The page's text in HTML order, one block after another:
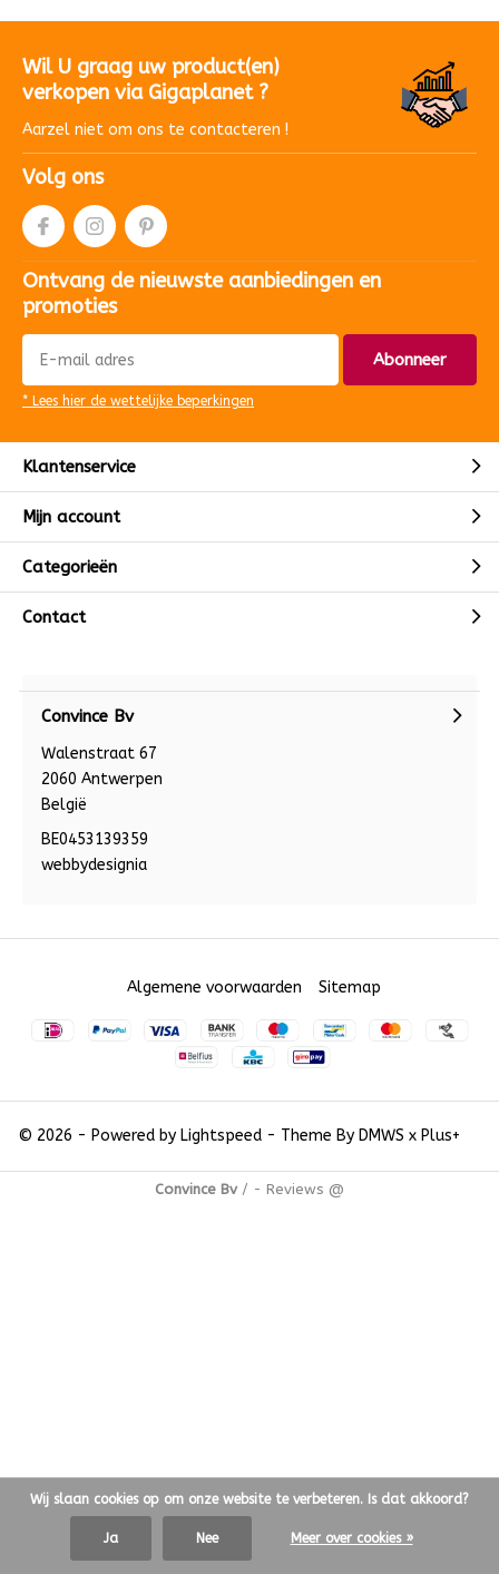
Wil U graag uw product(en)
verkopen via Gigaplanet ?
Aarzel niet om ons te contacteren !
Volg ons
Ontvang de nieuwste aanbiedingen en
promoties
Abonneer
* Lees hier de wettelijke beperkingen
Klantenservice
Mijn account
Categorieën
Contact
Convince Bv
Walenstraat 67
2060 Antwerpen
België
BE0453139359
webbydesignia
© 2026 - Powered by Lightspeed- Theme By DMWS x Plus+
Algemene voorwaarden Sitemap
Convince Bv/ - Reviews @
Wij slaan cookies op om onze website te verbeteren. Is dat akkoord?
Ja Nee Meer over cookies »